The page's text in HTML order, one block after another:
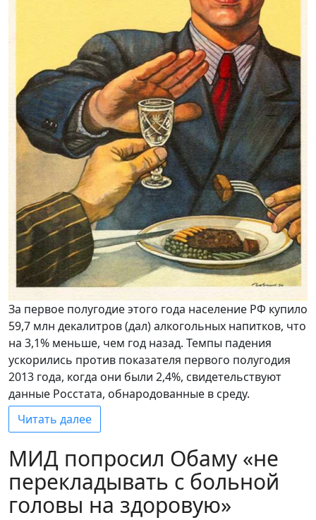
За первое полугодие этого года население РФ купило
59,7 млн декалитров (дал) алкогольных напитков, что
на 3,1% меньше, чем год назад. Темпы падения
ускорились против показателя первого полугодия
2013 года, когда они были 2,4%, свидетельствуют
данные Росстата, обнародованные в среду.
Читать далее
МИД попросил Обаму «не
перекладывать с больной
головы на здоровую»